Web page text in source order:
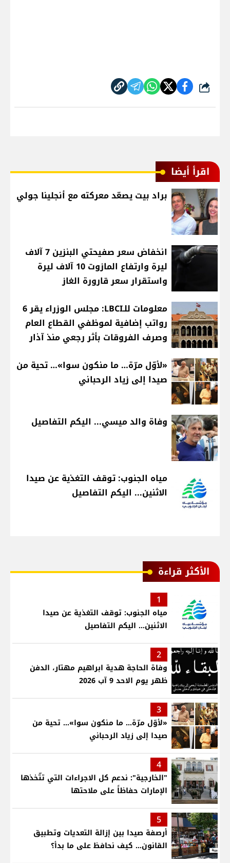
شارك
اقرأ أيضا
براد بيت يصعّد معركته مع أنجلينا جولي
انخفاض سعر صفيحتي البنزين 7 آلاف
ليرة وارتفاع المازوت 10 آلاف ليرة
واستقرار سعر قارورة الغاز
معلومات للـLBCI: مجلس الوزراء يقر 6
رواتب إضافية لموظفي القطاع العام
وصرف الفروقات بأثر رجعي منذ آذار
«لأوّل مرّة… ما منكون سوا»… تحية من
صيدا إلى زياد الرحباني
وفاة والد ميسي... اليكم التفاصيل
مياه الجنوب: توقف التغذية عن صيدا
الاثنين... اليكم التفاصيل
الأكثر قراءة
1
مياه الجنوب: توقف التغذية عن صيدا
الاثنين... اليكم التفاصيل
2
وفاة الحاجة هدية ابراهيم مهتار، الدفن
ظهر يوم الاحد 9 آب 2026
3
«لأوّل مرّة… ما منكون سوا»… تحية من
صيدا إلى زياد الرحباني
4
"الخارجية": ندعم كل الاجراءات التي تتّخذها
الإمارات حفاظاً على ملاحتها
5
أرصفة صيدا بين إزالة التعديات وتطبيق
القانون... كيف نحافظ على ما بدأ؟